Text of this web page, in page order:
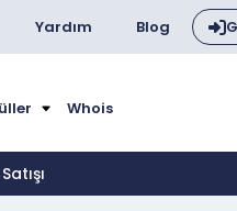
Yardım Blog
Whois